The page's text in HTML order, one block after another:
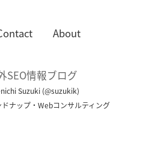
About
SEO情報ブログ
Suzuki(@suzukik)
ドナップ・Webコンサルティング